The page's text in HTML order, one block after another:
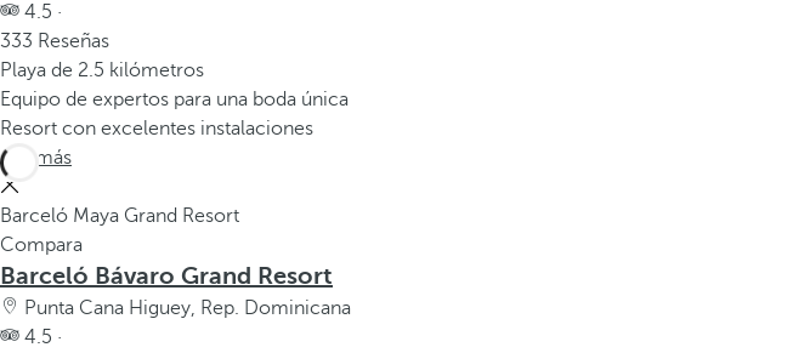
4.5 ·
333 Reseñas
Playa de 2.5 kilómetros
Equipo de expertos para una boda única
Resort con excelentes instalaciones
Ver más
Barceló Maya Grand Resort
Compara
Barceló Bávaro Grand Resort
Punta Cana Higuey, Rep. Dominicana
4.5 ·